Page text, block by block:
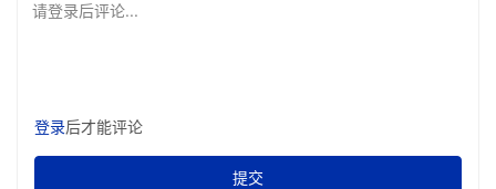
请登录后评论...
登录后才能评论
提交